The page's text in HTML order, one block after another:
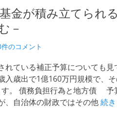
金が積み立てられ
－
のコメント
ている補正予算についても見
歳出で1億160万円規模で、
。 債務負担行為と地方債 予
、自治体の財政ではその他続